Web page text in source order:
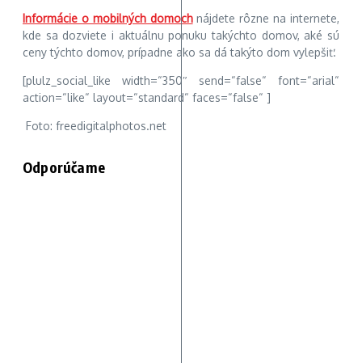
Informácie o mobilných domochnájdete rôzne na internete,
kde sa dozviete i aktuálnu ponuku takýchto domov, aké sú
ceny týchto domov, prípadne ako sa dá takýto dom vylepšiť.
[plulz_social_like width=“350″ send=“false“ font=“arial“
action=“like“ layout=“standard“ faces=“false“ ]
Foto: freedigitalphotos.net
Odporúčame